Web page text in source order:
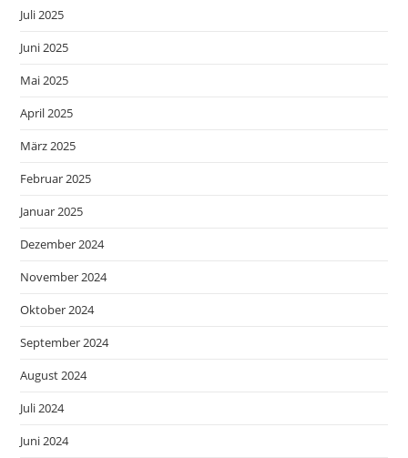
Juli 2025
Juni 2025
Mai 2025
April 2025
März 2025
Februar 2025
Januar 2025
Dezember 2024
November 2024
Oktober 2024
September 2024
August 2024
Juli 2024
Juni 2024